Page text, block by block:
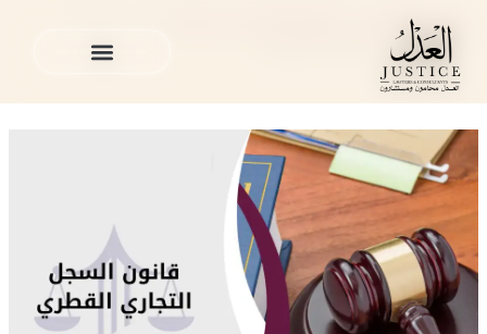
المحتوى
المدونة القانونية
قانون السجل التجاري القطري